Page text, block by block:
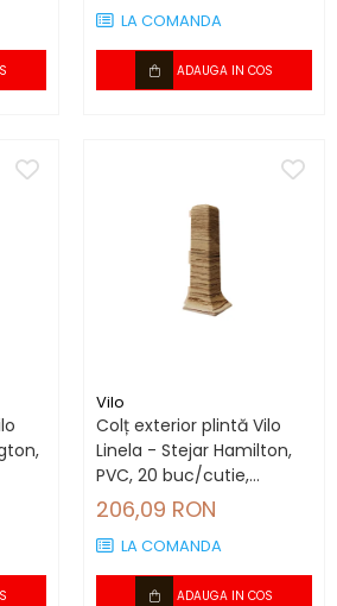
LA COMANDA
ADAUGA IN COS
Vilo
Colț exterior plintă Vilo
Linela - Stejar Hamilton,
PVC, 20 buc/cutie,
compatibil plintă 80 mm
206,09 RON
LA COMANDA
ADAUGA IN COS